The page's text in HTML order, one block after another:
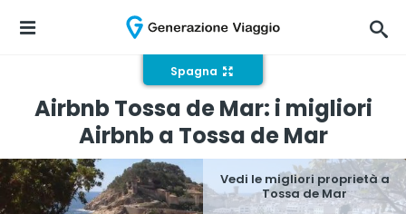
Spagna
Airbnb Tossa de Mar: i migliori
Airbnb a Tossa de Mar
Vedi le migliori proprietà a
Tossa de Mar